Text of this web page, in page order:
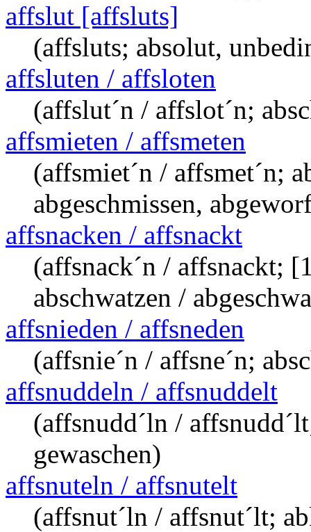
affslut [affsluts]
(affsluts; absolut,
affsluten / affsloten
(affslut´n / affslot´n;
affsmieten / affsmeten
(affsmiet´n / affsmet´n;
abgeschmissen,
affsnacken / affsnackt
(affsnack´n / affsnackt;
abschwatzen /
affsnieden / affsneden
(affsnie´n / affsne´n;
affsnuddeln / affsnuddelt
(affsnudd´ln /
gewaschen)
affsnuteln / affsnutelt
(affsnut´ln / affsnut´lt;